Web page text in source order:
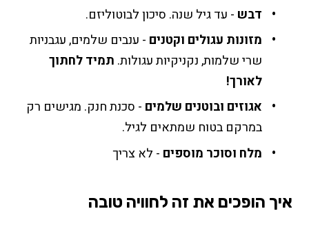
דבש - עד גיל שנה. סיכון לבוטוליזם.
מזונות עגולים וקטנים - ענבים שלמים, עגבניות
שרי שלמות, נקניקיות עגולות. תמיד לחתוך
לאורך!
אגוזים ובוטנים שלמים - סכנת חנק. מגישים רק
במרקם בטוח שמתאים לגיל.
מלח וסוכר מוספים - לא צריך
איך הופכים את זה לחוויה טובה